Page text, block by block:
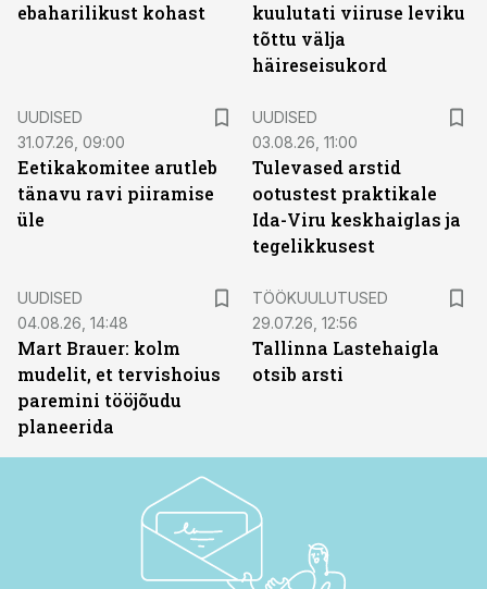
ebaharilikust kohast
kuulutati viiruse leviku
tõttu välja
häireseisukord
UUDISED
31.07.26, 09:00
Eetikakomitee arutleb
tänavu ravi piiramise
üle
UUDISED
03.08.26, 11:00
Tulevased arstid
ootustest praktikale
Ida-Viru keskhaiglas ja
tegelikkusest
UUDISED
04.08.26, 14:48
Mart Brauer: kolm
mudelit, et tervishoius
paremini tööjõudu
planeerida
TÖÖKUULUTUSED
29.07.26, 12:56
Tallinna Lastehaigla
otsib arsti